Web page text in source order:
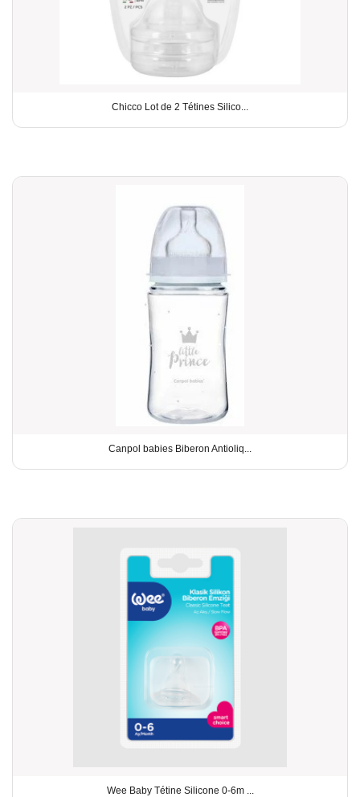
Chicco Lot de 2 Tétines Silico...
Canpol babies Biberon Antioliq...
Wee Baby Tétine Silicone 0-6m ...